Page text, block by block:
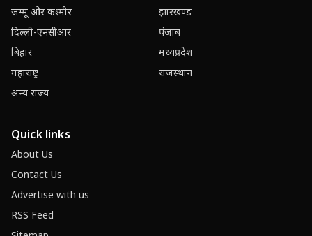
जम्मू और कश्मीर
झारखण्ड
दिल्ली-एनसीआर
पंजाब
बिहार
मध्यप्रदेश
महाराष्ट्र
राजस्थान
अन्य राज्य
Quick links
About Us
Contact Us
Advertise with us
RSS Feed